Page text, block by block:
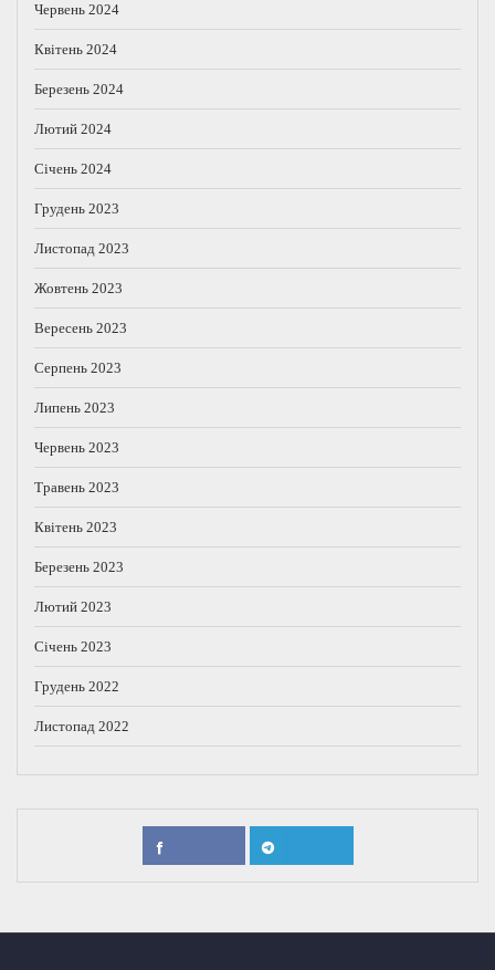
Червень 2024
Квітень 2024
Березень 2024
Лютий 2024
Січень 2024
Грудень 2023
Листопад 2023
Жовтень 2023
Вересень 2023
Серпень 2023
Липень 2023
Червень 2023
Травень 2023
Квітень 2023
Березень 2023
Лютий 2023
Січень 2023
Грудень 2022
Листопад 2022